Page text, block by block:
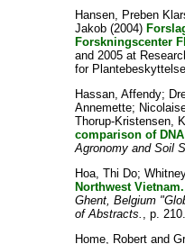
Hansen, Preben
Jakob (2004)
Forskningscenter
and 2005 at
for
Hassan, Affendy;
Annemette;
Thorup-Kristensen,
comparison of
Agronomy and Soil
Hoa, Thi Do;
Northwest Vietnam.
Ghent, Belgium
of Abstracts. , p. 210.
Home, Robert and